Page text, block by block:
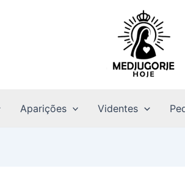
Aparições Videntes